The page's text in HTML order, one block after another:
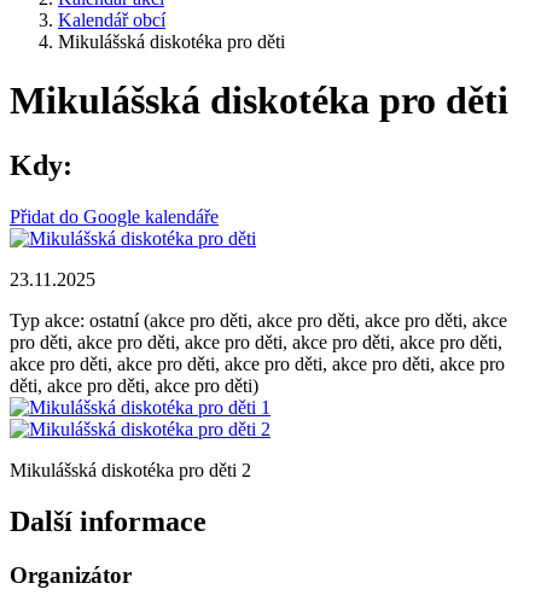
Kalendář obcí
Mikulášská diskotéka pro děti
Mikulášská diskotéka pro děti
Kdy:
Přidat do Google kalendáře
23.11.2025
Typ akce: ostatní (akce pro děti, akce pro děti, akce pro děti, akce
pro děti, akce pro děti, akce pro děti, akce pro děti, akce pro děti,
akce pro děti, akce pro děti, akce pro děti, akce pro děti, akce pro
děti, akce pro děti, akce pro děti)
Mikulášská diskotéka pro děti 2
Další informace
Organizátor